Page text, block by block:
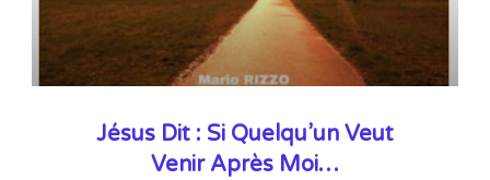
Jésus Dit : Si Quelqu’un Veut
Venir Après Moi…